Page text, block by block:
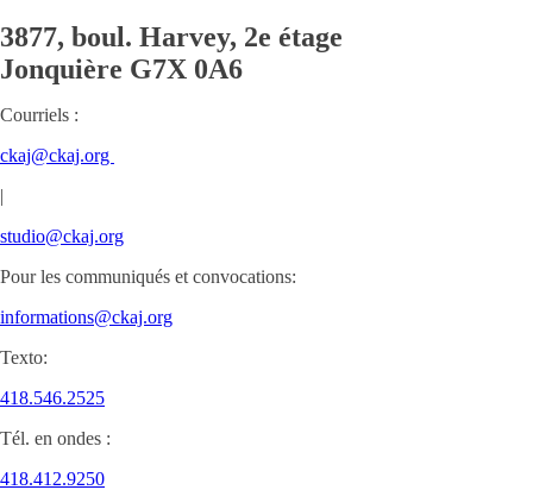
3877, boul. Harvey, 2e étage
Jonquière G7X 0A6
Courriels :
ckaj@ckaj.org
|
studio@ckaj.org
Pour les communiqués et convocations:
informations@ckaj.org
Texto:
418.546.2525
Tél. en ondes :
418.412.9250